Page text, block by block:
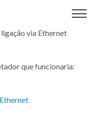
via Ethernet
que funcionaria: